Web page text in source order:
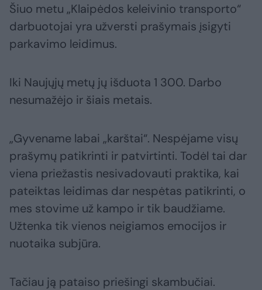
Šiuo metu „Klaipėdos keleivinio transporto“
darbuotojai yra užversti prašymais įsigyti
parkavimo leidimus.
Iki Naujųjų metų jų išduota 1 300. Darbo
nesumažėjo ir šiais metais.
„Gyvename labai „karštai“. Nespėjame visų
prašymų patikrinti ir patvirtinti. Todėl tai dar
viena priežastis nesivadovauti praktika, kai
pateiktas leidimas dar nespėtas patikrinti, o
mes stovime už kampo ir tik baudžiame.
Užtenka tik vienos neigiamos emocijos ir
nuotaika subjūra.
Tačiau ją pataiso priešingi skambučiai.